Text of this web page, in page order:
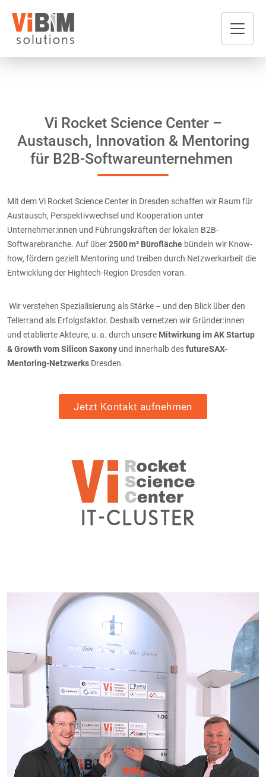
Vi Rocket Science Center –
Austausch, Innovation & Mentoring
für B2B-Softwareunternehmen
Mit dem Vi Rocket Science Center in Dresden schaffen wir Raum für
Austausch, Perspektivwechsel und Kooperation unter
Unternehmer:innen und Führungskräften der lokalen B2B-
Softwarebranche. Auf über2500 m² Bürofläche bündeln wir Know-
how, fördern gezielt Mentoring und treiben durch Netzwerkarbeit die
Entwicklung der Hightech-Region Dresden voran.
Wir verstehen Spezialisierung als Stärke – und den Blick über den
Tellerrand als Erfolgsfaktor. Deshalb vernetzen wir Gründer:innen
und etablierte Akteure, u. a. durch unsere Mitwirkung im AK Startup
& Growth vom Silicon Saxony und innerhalb desfutureSAX-
Mentoring-Netzwerks Dresden.
Jetzt Kontakt aufnehmen